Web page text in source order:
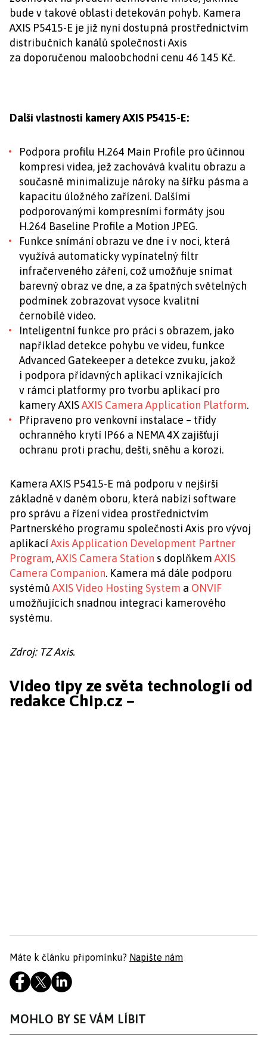
bude v takové oblasti detekován pohyb. Kamera
AXIS P5415-E je již nyní dostupná prostřednictvím
distribučních kanálů společnosti Axis
za doporučenou maloobchodní cenu 46 145 Kč.
Další vlastnosti kamery AXIS P5415-E:
Podpora profilu H.264 Main Profile pro účinnou
kompresi videa, jež zachovává kvalitu obrazu a
současně minimalizuje nároky na šířku pásma a
kapacitu úložného zařízení. Dalšími
podporovanými kompresními formáty jsou
H.264 Baseline Profile a Motion JPEG.
Funkce snímání obrazu ve dne i v noci, která
využívá automaticky vypínatelný filtr
infračerveného záření, což umožňuje snímat
barevný obraz ve dne, a za špatných světelných
podmínek zobrazovat vysoce kvalitní
černobílé video.
Inteligentní funkce pro práci s obrazem, jako
například detekce pohybu ve videu, funkce
Advanced Gatekeeper a detekce zvuku, jakož
i podpora přídavných aplikací vznikajících
v rámci platformy pro tvorbu aplikací pro
kamery AXISAXIS Camera Application Platform.
Připraveno pro venkovní instalace – třídy
ochranného krytí IP66 a NEMA 4X zajišťují
ochranu proti prachu, dešti, sněhu a korozi.
Kamera AXIS P5415-E má podporu v nejširší
základně v daném oboru, která nabízí software
pro správu a řízení videa prostřednictvím
Partnerského programu společnosti Axis pro vývoj
aplikacíAxis Application Development Partner
Program,AXIS Camera Station s doplňkem AXIS
Camera Companion. Kamera má dále podporu
systémů AXIS Video Hosting System a ONVIF
umožňujících snadnou integraci kamerového
systému.
Zdroj: TZ Axis.
Video tipy ze světa technologií od
redakce Chip.cz –
Máte k článku připomínku? Napište nám
MOHLO BY SE VÁM LÍBIT